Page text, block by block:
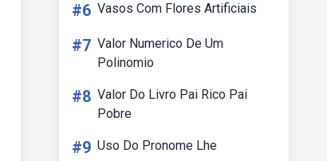
#6 Vasos Com Flores Artificiais
#7 Valor Numerico De Um
Polinomio
#8 Valor Do Livro Pai Rico Pai
Pobre
#9 Uso Do Pronome Lhe